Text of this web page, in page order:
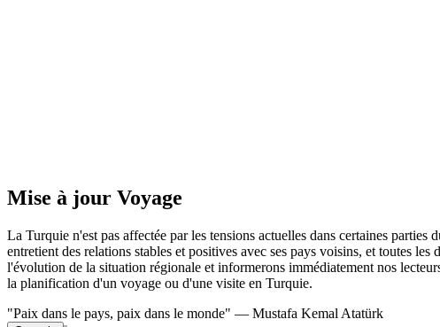
Mise à jour Voyage
La Turquie n'est pas affectée par les tensions actuelles dans certaines
entretient des relations stables et positives avec ses pays voisins, et toutes
l'évolution de la situation régionale et informerons immédiatement nos
la planification d'un voyage ou d'une visite en Turquie.
"Paix dans le pays, paix dans le monde" — Mustafa Kemal Atatürk